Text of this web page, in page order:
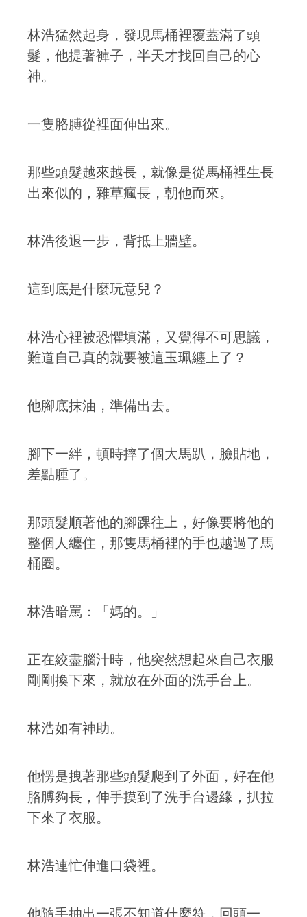
林浩猛然起身，發現馬桶裡覆蓋滿了頭
髮，他提著褲子，半天才找回自己的心
神。
一隻胳膊從裡面伸出來。
那些頭髮越來越長，就像是從馬桶裡生長
出來似的，雜草瘋長，朝他而來。
林浩後退一步，背抵上牆壁。
這到底是什麼玩意兒？
林浩心裡被恐懼填滿，又覺得不可思議，
難道自己真的就要被這玉珮纏上了？
他腳底抹油，準備出去。
腳下一絆，頓時摔了個大馬趴，臉貼地，
差點腫了。
那頭髮順著他的腳踝往上，好像要將他的
整個人纏住，那隻馬桶裡的手也越過了馬
桶圈。
林浩暗罵：「媽的。」
正在絞盡腦汁時，他突然想起來自己衣服
剛剛換下來，就放在外面的洗手台上。
林浩如有神助。
他愣是拽著那些頭髮爬到了外面，好在他
胳膊夠長，伸手摸到了洗手台邊緣，扒拉
下來了衣服。
林浩連忙伸進口袋裡。